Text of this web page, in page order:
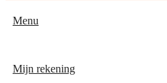
Menu
Mijn rekening